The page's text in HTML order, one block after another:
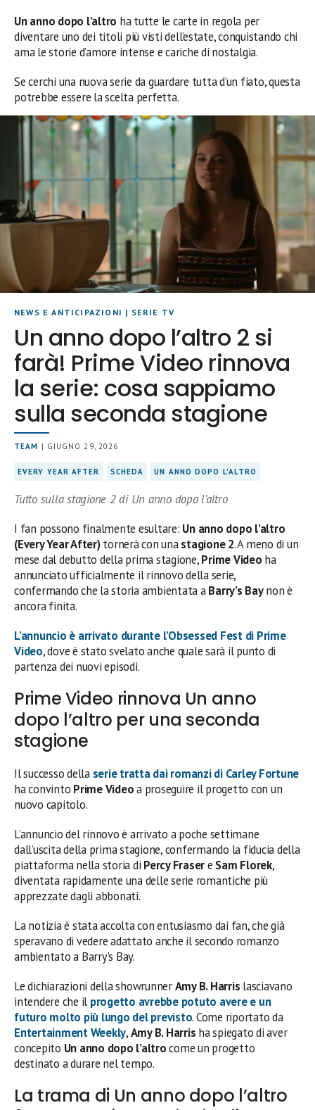
Un anno dopo l’altro ha tutte le carte in regola per
diventare uno dei titoli più visti dell’estate, conquistando chi
ama le storie d’amore intense e cariche di nostalgia.
Se cerchi una nuova serie da guardare tutta d’un fiato, questa
potrebbe essere la scelta perfetta.
NEWS E ANTICIPAZIONI | SERIE TV
Un anno dopo l’altro 2 si
farà! Prime Video rinnova
la serie: cosa sappiamo
sulla seconda stagione
TEAM | GIUGNO 29, 2026
EVERY YEAR AFTER SCHEDA UN ANNO DOPO L'ALTRO
Tutto sulla stagione 2 di Un anno dopo l’altro
I fan possono finalmente esultare: Un anno dopo l’altro
(Every Year After)tornerà con unastagione 2. A meno di un
mese dal debutto della prima stagione,Prime Video ha
annunciato ufficialmente il rinnovo della serie,
confermando che la storia ambientata aBarry’s Baynon è
ancora finita.
L’annuncio è arrivato durante l’Obsessed Festdi Prime
Video, dove è stato svelato anche quale sarà il punto di
partenza dei nuovi episodi.
Prime Video rinnova Un anno
dopo l’altro per una seconda
stagione
Il successo della serie tratta dai romanzi di Carley Fortune
ha convinto Prime Videoa proseguire il progetto con un
nuovo capitolo.
L’annuncio del rinnovo è arrivato a poche settimane
dall’uscita della prima stagione, confermando la fiducia della
piattaforma nella storia di Percy Frasere Sam Florek,
diventata rapidamente una delle serie romantiche più
apprezzate dagli abbonati.
La notizia è stata accolta con entusiasmo dai fan, che già
speravano di vedere adattato anche il secondo romanzo
ambientato a Barry’s Bay.
Le dichiarazioni della showrunnerAmy B. Harris lasciavano
intendere che il progetto avrebbe potuto avere e un
futuro molto più lungo del previsto. Come riportato da
Entertainment Weekly,Amy B. Harris ha spiegato di aver
concepito Un anno dopo l’altrocome un progetto
destinato a durare nel tempo.
La trama di Un anno dopo l’altro